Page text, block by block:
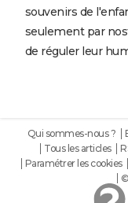
souvenirs de
seulement par
de réguler leur
Qui sommes-nous ?
Tous les articles
Paramétrer les cookies